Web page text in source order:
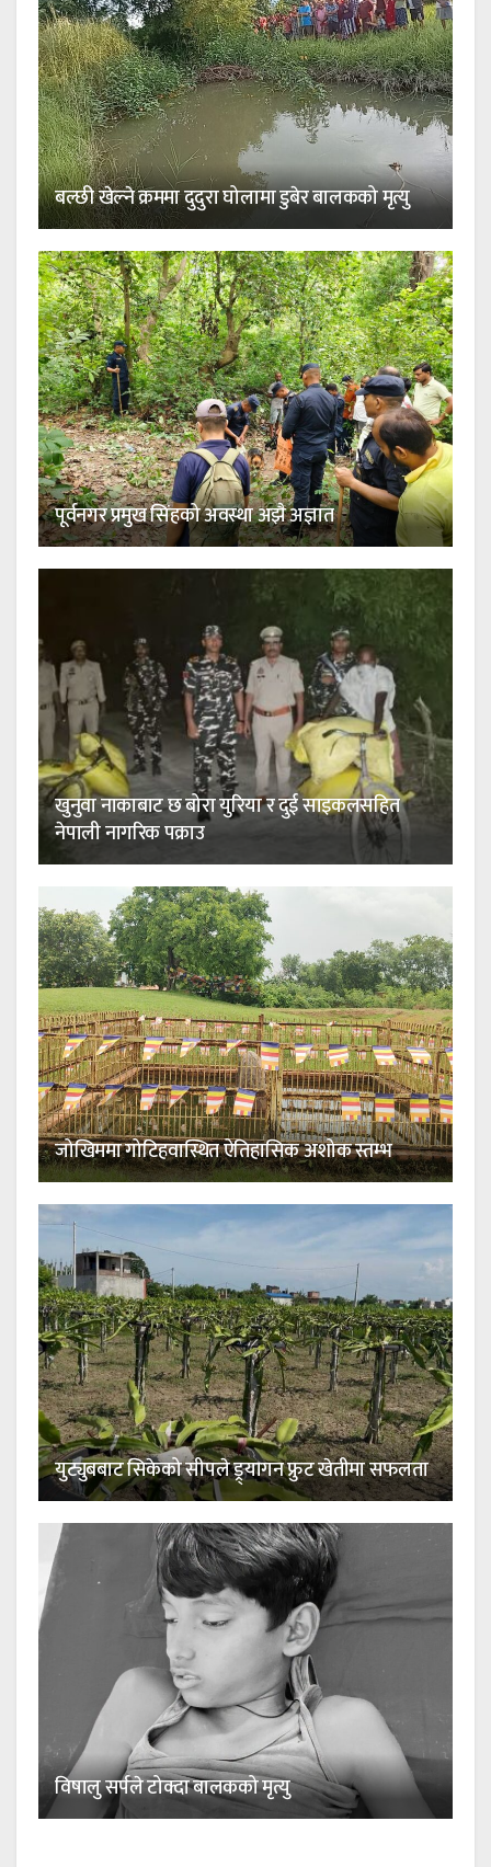
बल्छी खेल्ने क्रममा दुदुरा घोलामा डुबेर बालकको मृत्यु
पूर्वनगर प्रमुख सिंहको अवस्था अझै अज्ञात
खुनुवा नाकाबाट छ बोरा युरिया र दुई साइकलसहित
नेपाली नागरिक पक्राउ
जोखिममा गोटिहवास्थित ऐतिहासिक अशोक स्तम्भ
युट्युबबाट सिकेको सीपले ड्र्यागन फ्रुट खेतीमा सफलता
विषालु सर्पले टोक्दा बालकको मृत्यु